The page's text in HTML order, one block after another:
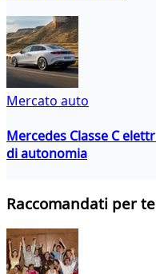
Mercato auto
Mercedes Classe C
di autonomia
Raccomandati per te